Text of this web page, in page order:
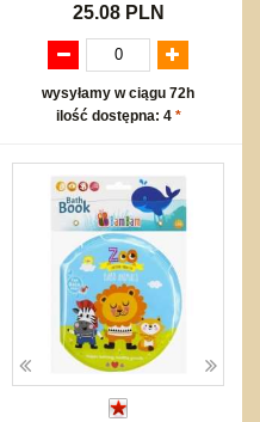
25.08 PLN
wysyłamy w ciągu 72h
ilość dostępna: 4 *